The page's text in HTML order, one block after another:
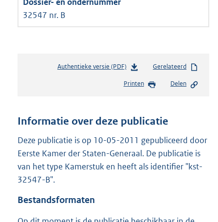
32547 nr. B
Authentieke versie (PDF)b
s
n
s
r
o
:
Gerelateerd
Printen Delen
Informatie over deze publicatie
Deze publicatie is op 10-05-2011 gepubliceerd door
Eerste Kamer der Staten-Generaal. De publicatie is
van het type Kamerstuk en heeft als identifier "kst-
32547-B".
Bestandsformaten